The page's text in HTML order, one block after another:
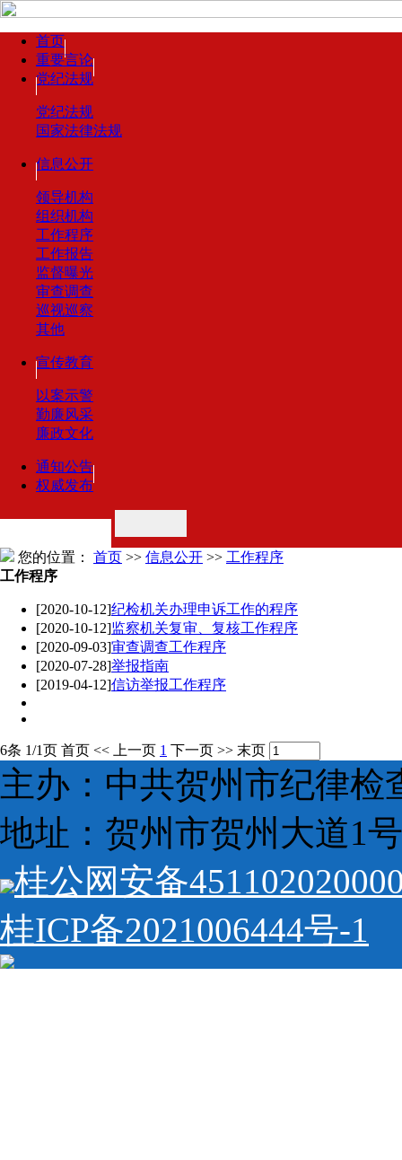
首页
重要言论
党纪法规
党纪法规
国家法律法规
信息公开
领导机构
组织机构
工作程序
工作报告
监督曝光
审查调查
巡视巡察
其他
宣传教育
以案示警
勤廉风采
廉政文化
通知公告
权威发布
您的位置： 首页 >> 信息公开 >> 工作程序
工作程序
[2020-10-12]纪检机关办理申诉工作的程序
[2020-10-12]监察机关复审、复核工作程序
[2020-09-03]审查调查工作程序
[2020-07-28]举报指南
[2019-04-12]信访举报工作程序
6条 1/1页 首页 << 上一页 1 下一页 >> 末页
主办：中共贺州市纪律
地址：贺州市贺州大道1
桂公网安备
桂ICP备2021006444号-1